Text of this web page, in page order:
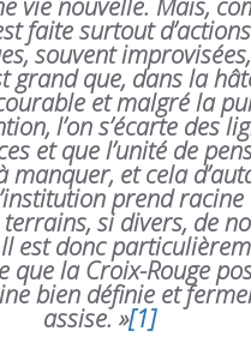
vie nouvelle. Mais,
faite surtout d’actions
souvent
grand que, dans la
et malgré la
l’on s’écarte des
et que l’unité de
manquer, et cela
prend racine
si divers, de
est donc
que la Croix-Rouge
bien définie et
assise. »[1]